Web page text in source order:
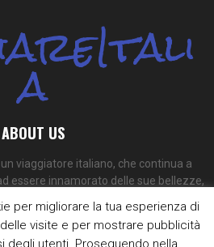
a
ABOUT US
viaggiatore italiano, che continua a
essere innamorato delle sue bellezze,
italia.com
per migliorare la tua esperienza di
visite e per mostrare pubblicità
degli utenti. Proseguendo nella